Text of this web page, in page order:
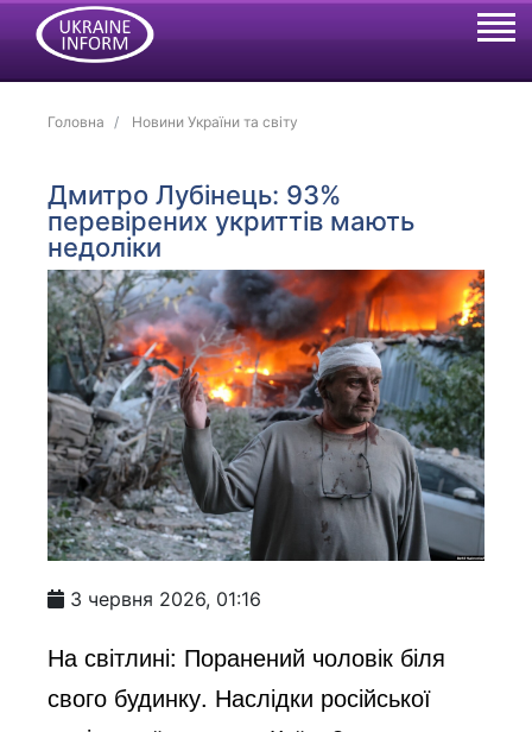
Головна Новини України та світу
Дмитро Лубінець: 93%
перевірених укриттів мають
недоліки
3 червня 2026, 01:16
На світлині: Поранений чоловік біля
свого будинку. Наслідки російської